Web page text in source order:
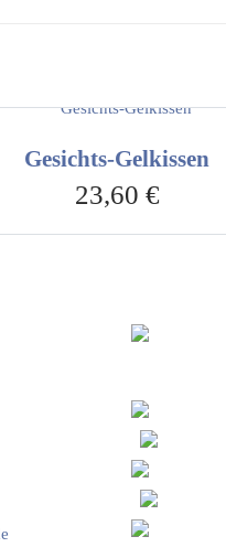
Gesichts-Gelkissen
23,60 €